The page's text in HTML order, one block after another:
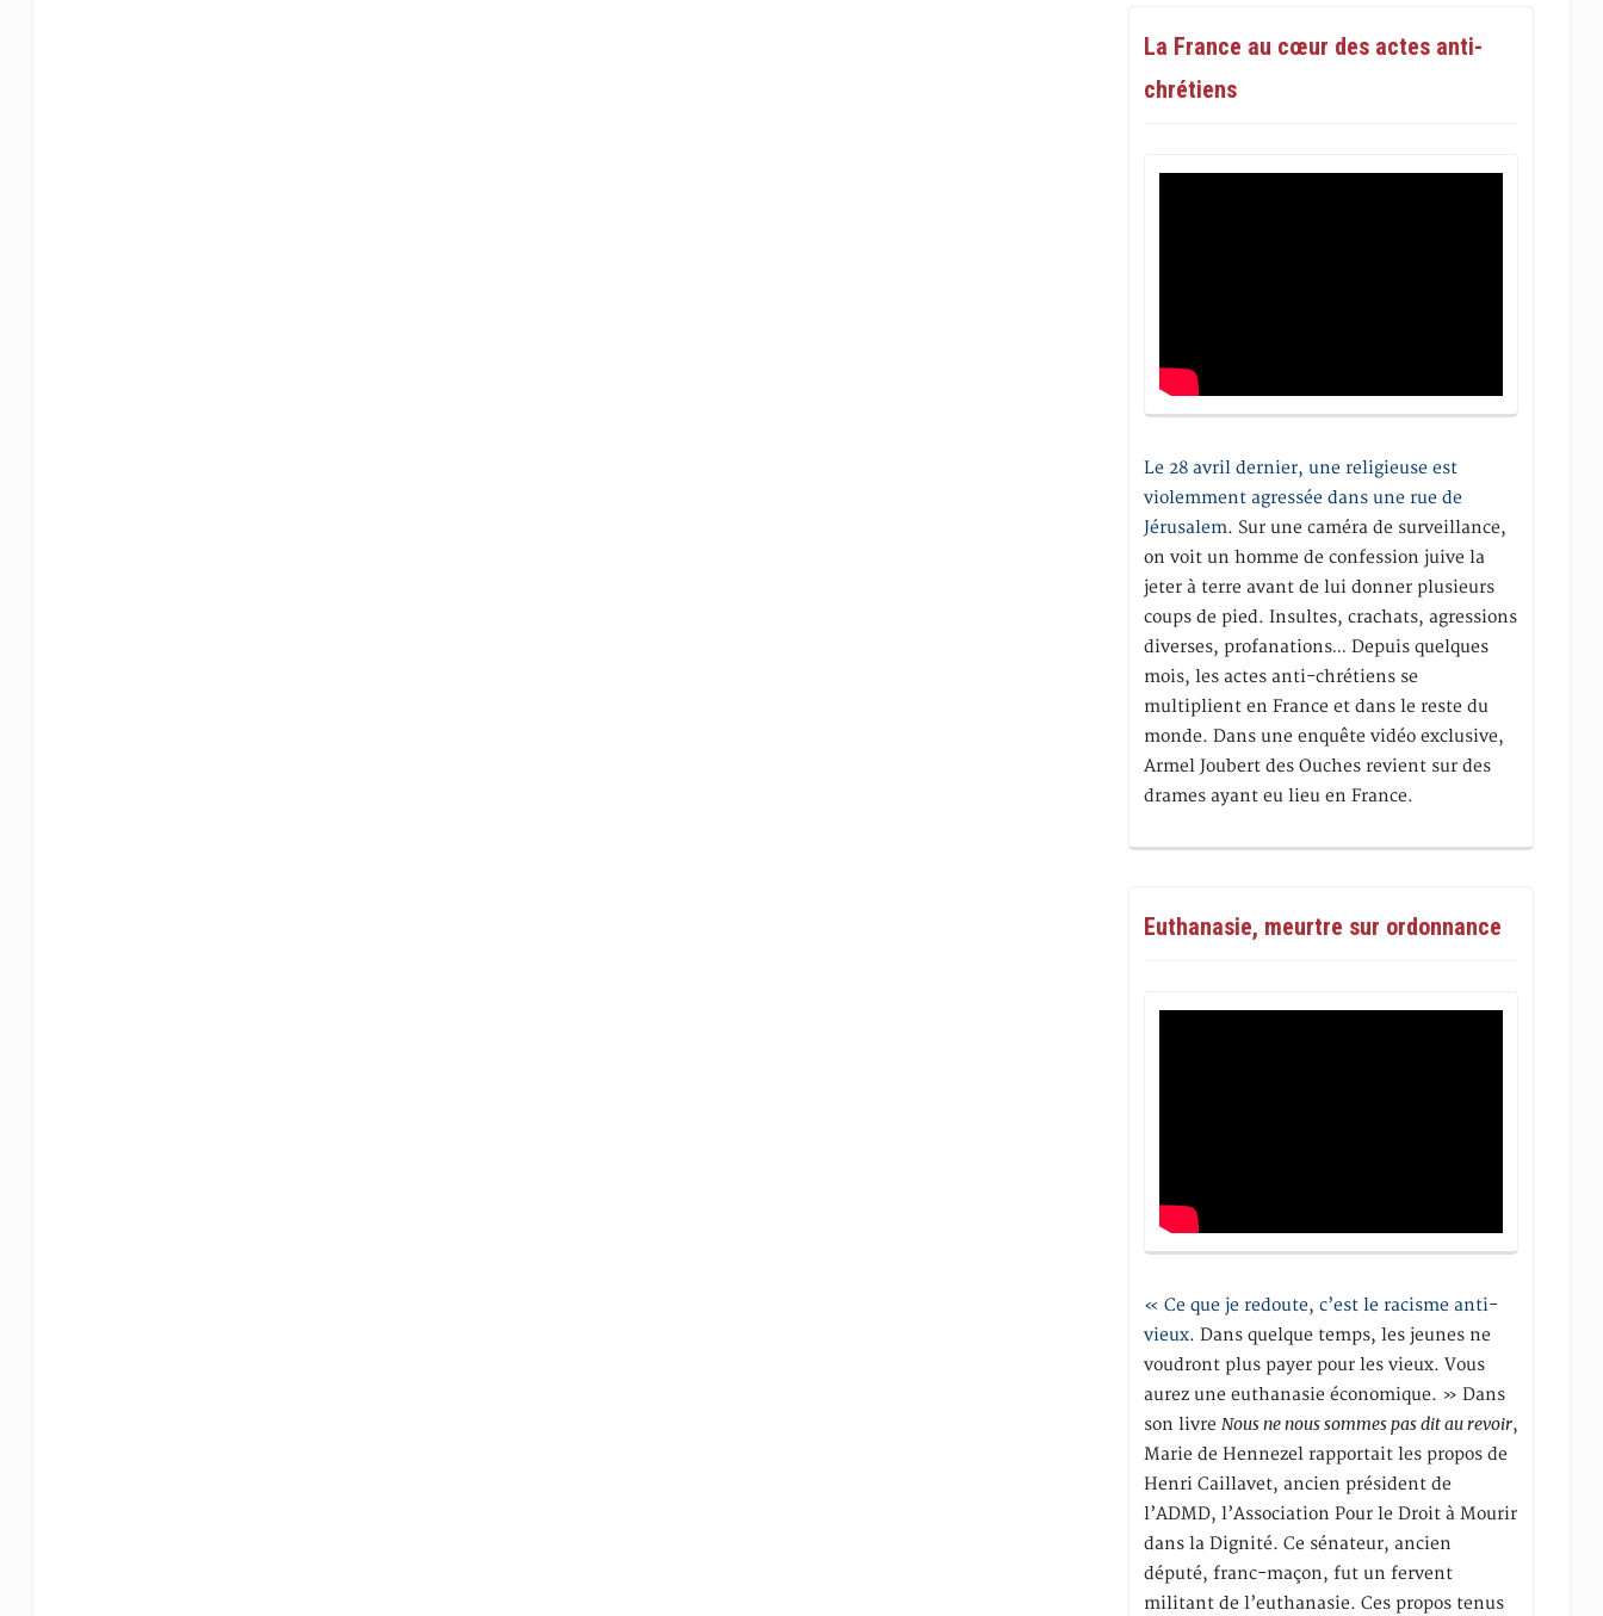
La France au cœur des actes anti-
chrétiens
Le 28 avril dernier, une religieuse est
violemment agressée dans une rue de
Jérusalem. Sur une caméra de surveillance,
on voit un homme de confession juive la
jeter à terre avant de lui donner plusieurs
coups de pied. Insultes, crachats, agressions
diverses, profanations… Depuis quelques
mois, les actes anti-chrétiens se
multiplient en France et dans le reste du
monde. Dans une enquête vidéo exclusive,
Armel Joubert des Ouches revient sur des
drames ayant eu lieu en France.
Euthanasie, meurtre sur ordonnance
« Ce que je redoute, c’est le racisme anti-
vieux. Dans quelque temps, les jeunes ne
voudront plus payer pour les vieux. Vous
aurez une euthanasie économique. » Dans
son livreNous ne nous sommes pas dit au revoir,
Marie de Hennezel rapportait les propos de
Henri Caillavet, ancien président de
l’ADMD, l’Association Pour le Droit à Mourir
dans la Dignité. Ce sénateur, ancien
député, franc-maçon, fut un fervent
militant de l’euthanasie. Ces propos tenus